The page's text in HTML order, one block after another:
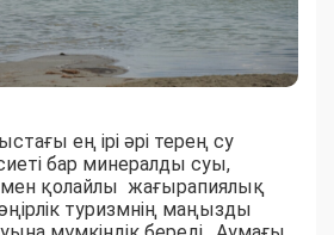
ең ірі әрі терең су
бар минералды суы,
қолайлы жағырапиялық
туризмнің маңызды